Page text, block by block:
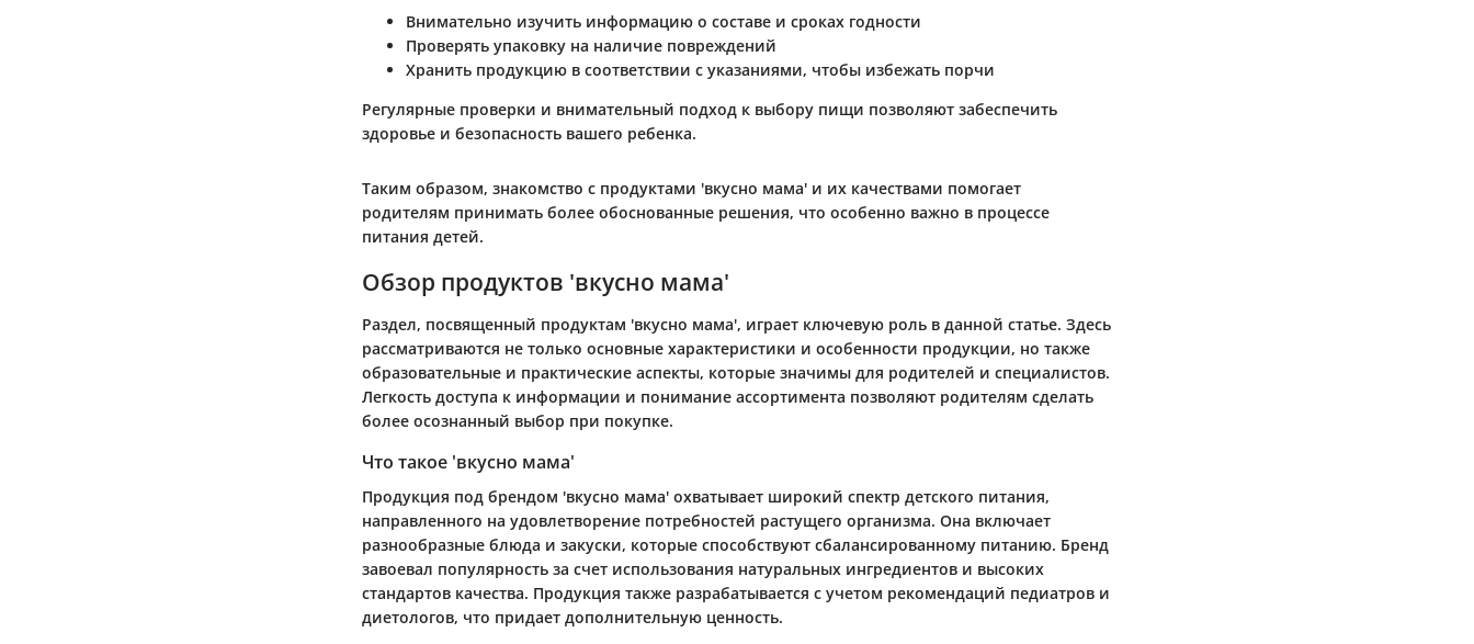
Внимательно изучить информацию о составе и сроках годности
Проверять упаковку на наличие повреждений
Хранить продукцию в соответствии с указаниями, чтобы избежать порчи
Регулярные проверки и внимательный подход к выбору пищи позволяют забеспечить
здоровье и безопасность вашего ребенка.
Таким образом, знакомство с продуктами 'вкусно мама' и их качествами помогает
родителям принимать более обоснованные решения, что особенно важно в процессе
питания детей.
Обзор продуктов 'вкусно мама'
Раздел, посвященный продуктам 'вкусно мама', играет ключевую роль в данной статье. Здесь
рассматриваются не только основные характеристики и особенности продукции, но также
образовательные и практические аспекты, которые значимы для родителей и специалистов.
Легкость доступа к информации и понимание ассортимента позволяют родителям сделать
более осознанный выбор при покупке.
Что такое 'вкусно мама'
Продукция под брендом 'вкусно мама' охватывает широкий спектр детского питания,
направленного на удовлетворение потребностей растущего организма. Она включает
разнообразные блюда и закуски, которые способствуют сбалансированному питанию. Бренд
завоевал популярность за счет использования натуральных ингредиентов и высоких
стандартов качества. Продукция также разрабатывается с учетом рекомендаций педиатров и
диетологов, что придает дополнительную ценность.